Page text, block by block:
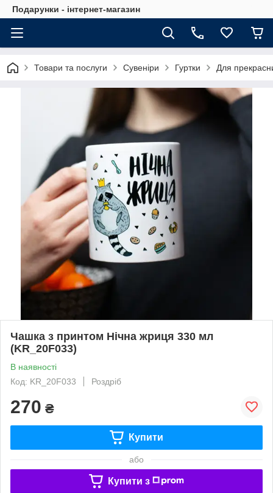
Подарунки - інтернет-магазин
Товари та послуги Сувеніри Гуртки Для
Чашка з принтом Нічна жриця 330 мл
(KR_20F033)
В наявності
Код: KR_20F033
Роздріб
270 ₴
Купити
або
Купити з